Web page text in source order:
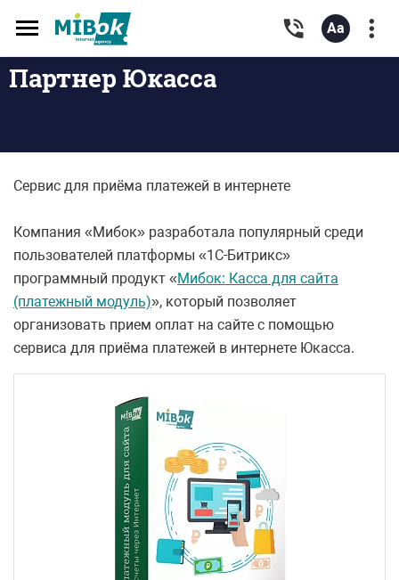
Toggle
navigation
Партнер Юкасса
Сервис для приёма платежей в интернете
Компания «Мибок» разработала популярный среди
пользователей платформы «1С-Битрикс»
программный продукт «Мибок: Касса для сайта
(платежный модуль)», который позволяет
организовать прием оплат на сайте с помощью
сервиса для приёма платежей в интернете Юкасса.